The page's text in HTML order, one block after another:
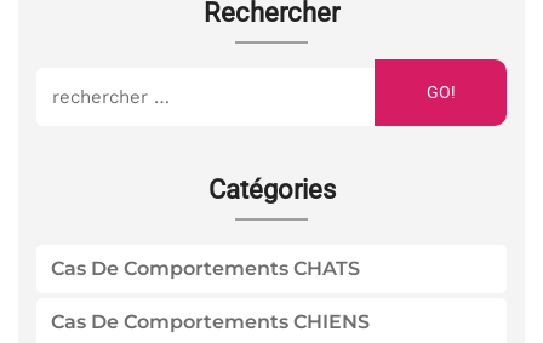
Rechercher
GO!
Catégories
Cas De Comportements CHATS
Cas De Comportements CHIENS